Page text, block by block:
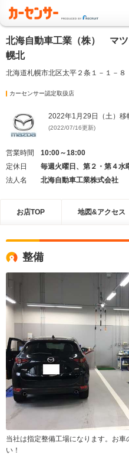
北海自動車工業（株） マ
幌北
北海道札幌市北区太平２条１－１－８
カーセンサー認定取扱店
2022年1月29日（土）移
(2022/07/16更新)
営業時間
10:00～18:00
定休日
毎週火曜日、第２・第４水
法人名
北海自動車工業株式会社
お店TOP 地図&アクセス
整備
当社は指定整備工場になります。お車
い！